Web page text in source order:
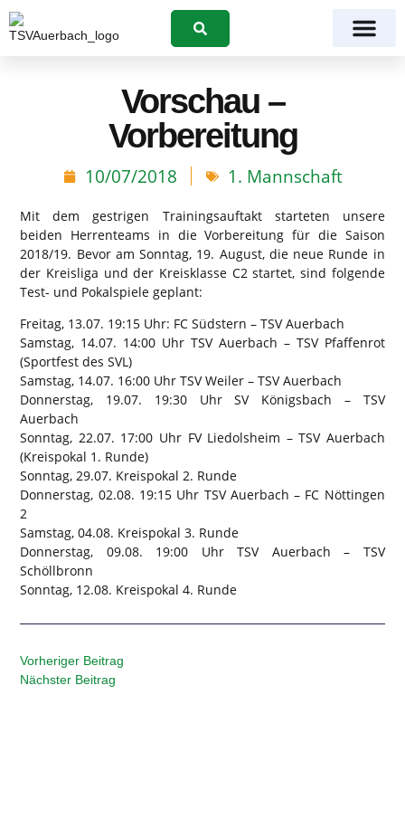
Suchen
Vorschau –
Vorbereitung
10/07/2018 1. Mannschaft
Mit dem gestrigen Trainingsauftakt starteten unsere
beiden Herrenteams in die Vorbereitung für die Saison
2018/19. Bevor am Sonntag, 19. August, die neue Runde in
der Kreisliga und der Kreisklasse C2 startet, sind folgende
Test- und Pokalspiele geplant:
Freitag, 13.07. 19:15 Uhr: FC Südstern – TSV Auerbach
Samstag, 14.07. 14:00 Uhr TSV Auerbach – TSV Pfaffenrot
(Sportfest des SVL)
Samstag, 14.07. 16:00 Uhr TSV Weiler – TSV Auerbach
Donnerstag, 19.07. 19:30 Uhr SV Königsbach – TSV
Auerbach
Sonntag, 22.07. 17:00 Uhr FV Liedolsheim – TSV Auerbach
(Kreispokal 1. Runde)
Sonntag, 29.07. Kreispokal 2. Runde
Donnerstag, 02.08. 19:15 Uhr TSV Auerbach – FC Nöttingen
2
Samstag, 04.08. Kreispokal 3. Runde
Donnerstag, 09.08. 19:00 Uhr TSV Auerbach – TSV
Schöllbronn
Sonntag, 12.08. Kreispokal 4. Runde
Vorheriger Beitrag
Nächster Beitrag